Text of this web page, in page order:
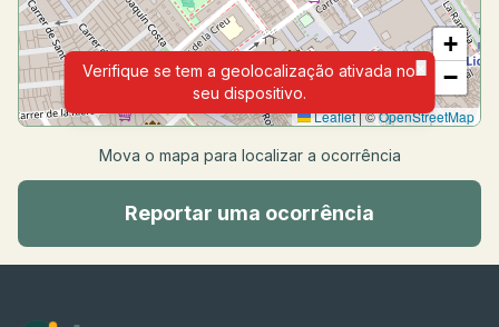
+
−
Leaflet|©OpenStreetMap
Verifique se tem a geolocalização ativada no
seu dispositivo.
Mova o mapa para localizar a ocorrência
Reportar uma ocorrência